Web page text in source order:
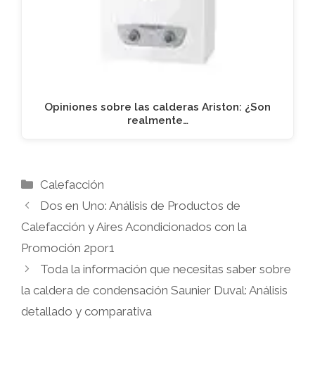
Opiniones sobre las calderas Ariston: ¿Son
realmente…
Categorías
Calefacción
Dos en Uno: Análisis de Productos de
Calefacción y Aires Acondicionados con la
Promoción 2por1
Toda la información que necesitas saber sobre
la caldera de condensación Saunier Duval: Análisis
detallado y comparativa